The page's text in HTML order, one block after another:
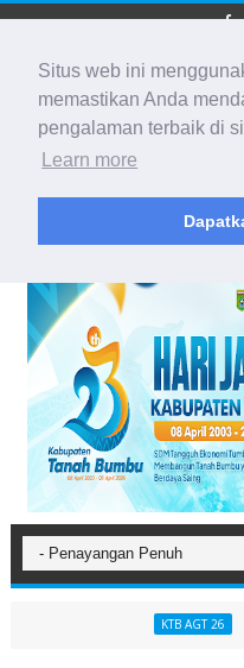
Situs web ini
memastikan Anda
pengalaman terbaik di
Learn more
BIDIK
KTB AGT 26